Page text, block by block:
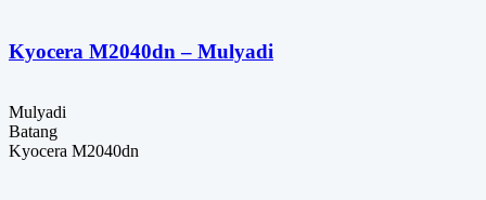
Kyocera M2040dn – Mulyadi
Mulyadi
Batang
Kyocera M2040dn